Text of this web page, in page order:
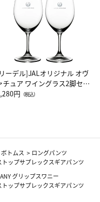
ーデル]JALオリジナル オヴ
チュア ワイングラス2脚セッ
（レッドワイン）
円 （税込）
ボトムス > ロングパンツ
トップサプレックスギアパンツ
グリップスワニー
トップサプレックスギアパンツ